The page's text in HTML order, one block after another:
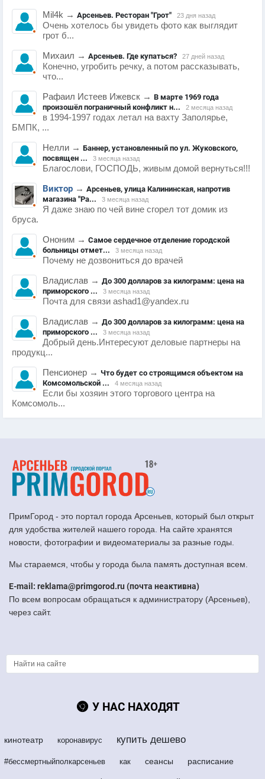
Mil4k → Арсеньев. Ресторан "Грот" 23 дня назад
Очень хотелось бы увидеть фото как выглядит
грот б...
Михаил → Арсеньев. Где купаться? 27 дней назад
Конечно, угробить речку, а потом рассказывать,
что...
Рафаил Истеев Ижевск → В марте 1969 года
произошёл пограничный конфликт н...
2 месяца назад
в 1994-1997 годах летал на вахту Заполярье,
БМПК, ...
Нелли → Баннер, установленный по ул. Жуковского,
посвящен ...
3 месяца назад
Благослови, ГОСПОДЬ, живым домой вернуться!!!
Виктор → Арсеньев, улица Калининская, напротив
магазина "Ра...
3 месяца назад
Я даже знаю по чей вине сгорел тот домик из
бруса.
Ононим → Самое сердечное отделение городской
больницы отмет...
3 месяца назад
Почему не дозвониться до врачей
Владислав → До 300 долларов за килограмм: цена на
приморского ...
3 месяца назад
Почта для связи ashad1@yandex.ru
Владислав → До 300 долларов за килограмм: цена на
приморского ...
3 месяца назад
Добрый день.Интересуют деловые партнеры на
продукц...
Пенсионер → Что будет со строящимся объектом на
Комсомольской ...
4 месяца назад
Если бы хозяин этого торгового центра на
Комсомоль...
ПримГород - это портал города Арсеньев, который был открыт
для удобства жителей нашего города. На сайте хранятся
новости, фотографии и видеоматериалы за разные годы.
Мы стараемся, чтобы у города была память доступная всем.
E-mail: reklama@primgorod.ru (почта неактивна)
По всем вопросам обращаться к администратору (Арсеньев),
через сайт.
У НАС НАХОДЯТ
кинотеатр коронавирус купить дешево
#бессмертныйполкарсеньев как сеансы расписание